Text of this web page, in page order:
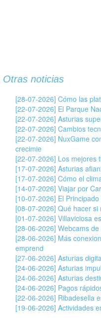
Otras noticias
[28-07-2026] Cómo las
[22-07-2026] El Parque
[22-07-2026] Asturias
[22-07-2026] Cambios
[22-07-2026] NuxGame
crecimie
[22-07-2026] Los mejores
[17-07-2026] Asturias
[17-07-2026] Cómo el
[14-07-2026] Viajar por
[10-07-2026] El
[08-07-2026] Qué hacer
[01-07-2026] Villaviciosa
[28-06-2026] Webcams
[28-06-2026] Más
emprend
[27-06-2026] Asturias
[24-06-2026] Asturias
[24-06-2026] Asturias
[24-06-2026] Pagos
[22-06-2026] Ribadesella
[19-06-2026] Actividades